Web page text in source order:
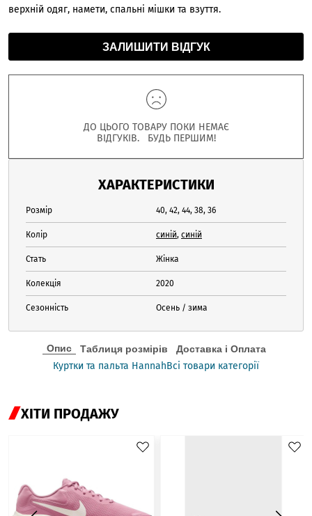
верхній одяг, намети, спальні мішки та взуття.
ЗАЛИШИТИ ВІДГУК
ДО ЦЬОГО ТОВАРУ ПОКИ НЕМАЄ
ВІДГУКІВ. БУДЬ ПЕРШИМ!
ХАРАКТЕРИСТИКИ
Розмір 40, 42, 44, 38, 36
Колір синій, синій
Стать Жінка
Колекція 2020
Сезонність Осень / зима
Опис Таблиця розмірів Доставка і Оплата
Куртки та пальта HannahВсі товари категорії
ХІТИ ПРОДАЖУ